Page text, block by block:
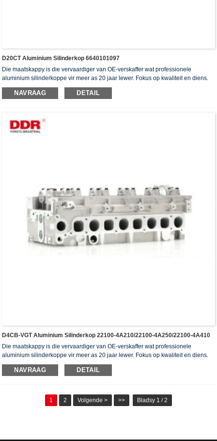
D20CT Aluminium Silinderkop 6640101097
Die maatskappy is die vervaardiger van OE-verskaffer wat professionele
aluminium silinderkoppe vir meer as 20 jaar lewer. Fokus op kwaliteit en diens.
Die silinderkoppe het die ISO16949-verifikasiesertifikaat, "die hoë verseëling
silinderkop", "die lang lewensduur van die silinderkop" en die ander 5
NAVRAAG DETAIL
D4CB-VGT Aluminium Silinderkop 22100-4A210/22100-4A250/22100-4A410
Die maatskappy is die vervaardiger van OE-verskaffer wat professionele
aluminium silinderkoppe vir meer as 20 jaar lewer. Fokus op kwaliteit en diens.
Die silinderkoppe het die ISO16949-verifikasiesertifikaat, "die hoë verseëling
silinderkop", "die lang lewensduur van die silinderkop" en die ander 5
NAVRAAG DETAIL
1 2 Volgende > >> Bladsy 1 / 2